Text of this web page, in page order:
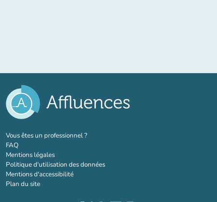
Vous êtes un professionnel ?(nouvel onglet)
FAQ
Mentions légales
Politique d'utilisation des données
Mentions d'accessibilité
Plan du site